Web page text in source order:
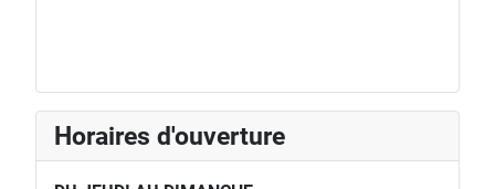
Horaires d'ouverture